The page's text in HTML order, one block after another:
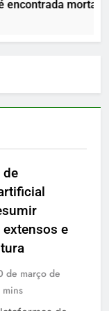
morta e
de
e
de março de